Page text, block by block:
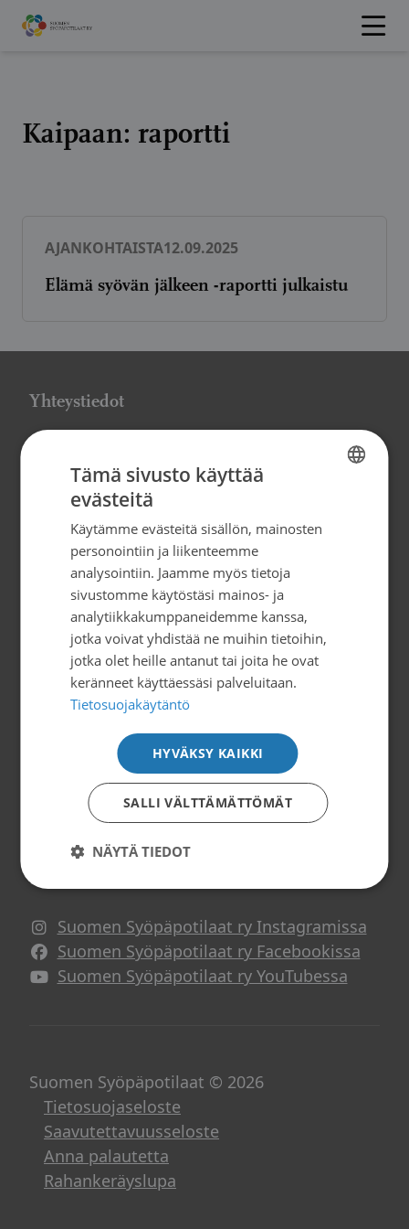
Hyppää
sisältöön
Kaipaan: raportti
AJANKOHTAISTA12.09.2025
Elämä syövän jälkeen -raportti julkaistu
Yhteystiedot
Globaalikeskus, 7. kerros
Siltasaarenkatu 4, 00530 Helsinki
info@syopapotilaat.fi
Y-tunnus: 0239008-1
Tilaa uutiskirje
Tietoa ja tukea
Suomen Syöpäpotilaat ry
Potilasoppaat
Potilasverkostot
Syöpä ja työ
Suomen Syöpäpotilaat somessa
Suomen Syöpäpotilaat ry Instagramissa
Suomen Syöpäpotilaat ry Facebookissa
Suomen Syöpäpotilaat ry YouTubessa
Suomen Syöpäpotilaat © 2026
Tietosuojaseloste
Saavutettavuusseloste
Anna palautetta
Rahankeräyslupa
SWEDISH
Tämä sivusto käyttää
evästeitä
Käytämme evästeitä sisällön, mainosten
personointiin ja liikenteemme
analysointiin. Jaamme myös tietoja
sivustomme käytöstäsi mainos- ja
analytiikkakumppaneidemme kanssa,
jotka voivat yhdistää ne muihin tietoihin,
jotka olet heille antanut tai joita he ovat
keränneet käyttäessäsi palveluitaan.
Tietosuojakäytäntö
HYVÄKSY KAIKKI
SALLI VÄLTTÄMÄTTÖMÄT
NÄYTÄ TIEDOT